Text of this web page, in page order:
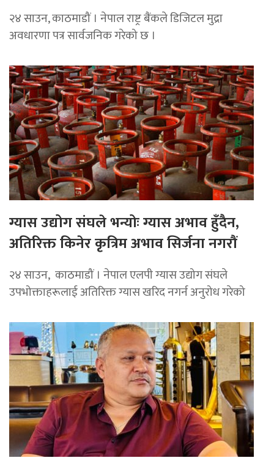
२४ साउन, काठमाडौं । नेपाल राष्ट्र बैंकले डिजिटल मुद्रा
अवधारणा पत्र सार्वजनिक गरेको छ ।
ग्यास उद्योग संघले भन्योः ग्यास अभाव हुँदैन,
अतिरिक्त किनेर कृत्रिम अभाव सिर्जना नगरौं
२४ साउन, काठमाडौं । नेपाल एलपी ग्यास उद्योग संघले
उपभोक्ताहरूलाई अतिरिक्त ग्यास खरिद नगर्न अनुरोध गरेको